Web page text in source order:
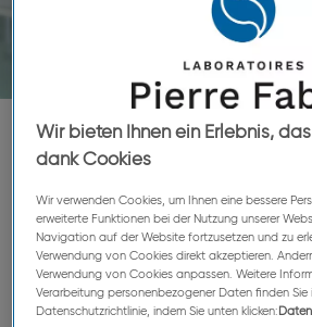
Ethik basiert
unserer
Wir bieten Ihnen ein Erlebnis,
dank Cookies
Wir verwenden Cookies, um Ihnen eine bessere
erweiterte Funktionen bei der Nutzung unserer
Navigation auf der Website fortzusetzen und zu
Verwendung von Cookies direkt akzeptieren.
Verwendung von Cookies anpassen. Weitere
Verarbeitung personenbezogener Daten finden Sie
Datenschutzrichtlinie, indem Sie unten klicken: